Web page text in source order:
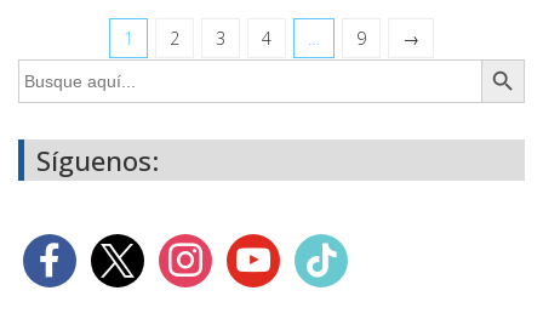
1 2 3 4 … 9
→
Buscar:
Botón de
Síguenos: